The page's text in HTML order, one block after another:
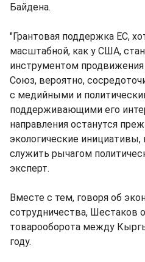
Байдена.
"Грантовая поддержка ЕС,
масштабной, как у США,
инструментом
Союз, вероятно,
с медийными и
поддерживающими его
направления останутся
экологические
служить рычагом
эксперт.
Вместе с тем, говоря об
сотрудничества, Шестаков
товарооборота между
году.